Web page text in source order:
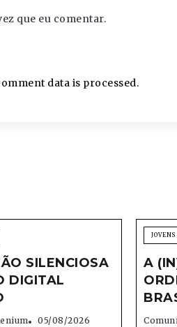
que eu comentar.
data is processed.
SILENCIOSA
DIGITAL
05/08/2026
A